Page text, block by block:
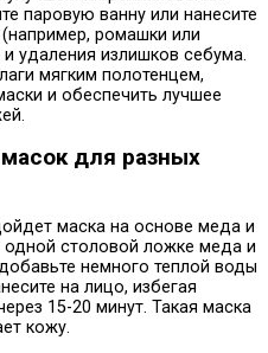
паровую ванну или нанесите
ромашки или
удаления излишков себума.
мягким полотенцем,
и обеспечить лучшее
для разных
маска на основе меда и
столовой ложке меда и
немного теплой воды
на лицо, избегая
15-20 минут. Такая маска
кожу.